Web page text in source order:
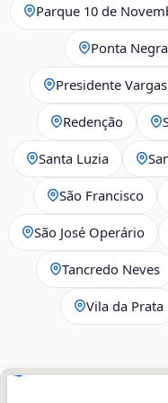
Parque 10 de
Ponta Negra
Presidente Vargas
Redenção
Santa Luzia
São Francisco
São José Operário
Tancredo Neves
Vila da Prata